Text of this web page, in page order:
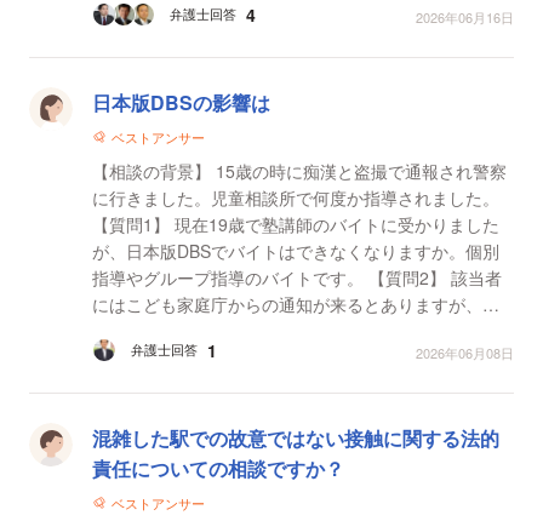
弁護士回答 4 2026年06月16日
日本版DBSの影響は
ベストアンサー
【相談の背景】 15歳の時に痴漢と盗撮で通報され警察
に行きました。児童相談所で何度か指導されました。
【質問1】 現在19歳で塾講師のバイトに受かりました
が、日本版DBSでバイトはできなくなりますか。個別
指導やグループ指導のバイトです。 【質問2】 該当者
にはこども家庭庁からの通知が来るとありますが、現
弁護士回答 1 2026年06月08日
混雑した駅での故意ではない接触に関する法的
責任についての相談ですか？
ベストアンサー